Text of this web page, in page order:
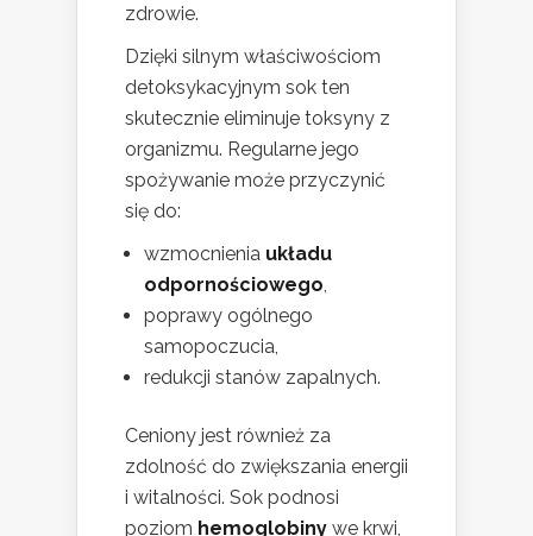
zdrowie.
Dzięki silnym właściwościom
detoksykacyjnym sok ten
skutecznie eliminuje toksyny z
organizmu. Regularne jego
spożywanie może przyczynić
się do:
wzmocnienia układu
odpornościowego,
poprawy ogólnego
samopoczucia,
redukcji stanów zapalnych.
Ceniony jest również za
zdolność do zwiększania energii
i witalności. Sok podnosi
poziom hemoglobiny we krwi,